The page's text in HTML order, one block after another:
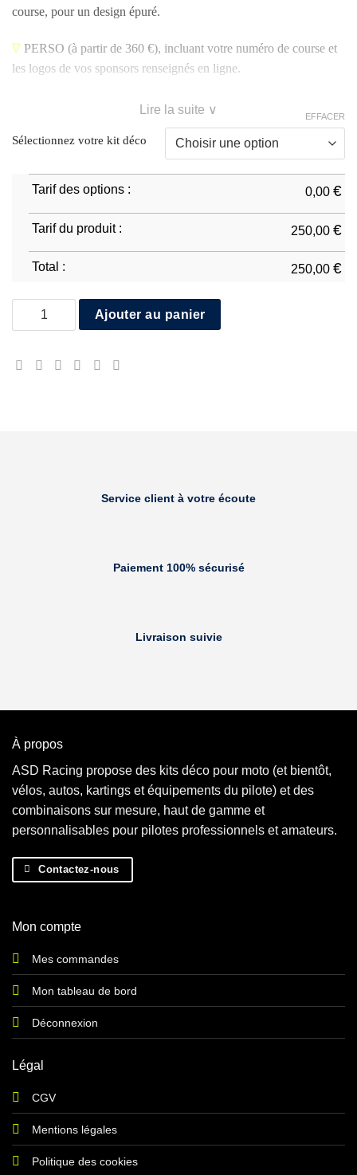
course, pour un design épuré.
∇ PERSO (à partir de 360 €), incluant votre numéro de course et
les logos de vos sponsors renseignés en ligne.
Lire la suite ∨
Sélectionnez votre kit déco
EFFACER
Tarif des options : 0,00 €
Tarif du produit : 250,00 €
Total : 250,00 €
quantité de Ducati Streetfighter V2 2025/2026
Ajouter au panier
Service client à votre écoute
Paiement 100% sécurisé
Livraison suivie
À propos
ASD Racing propose des kits déco pour moto (et bientôt,
vélos, autos, kartings et équipements du pilote) et des
combinaisons sur mesure, haut de gamme et
personnalisables pour pilotes professionnels et amateurs.
Contactez-nous
Mon compte
Mes commandes
Mon tableau de bord
Déconnexion
Légal
CGV
Mentions légales
Politique des cookies